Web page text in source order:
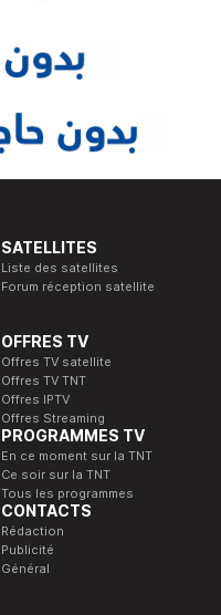
SATELLITES
Liste des satellites
Forum réception satellite
OFFRES TV
Offres TV satellite
Offres TV TNT
Offres IPTV
Offres Streaming
PROGRAMMES TV
En ce moment sur la TNT
Ce soir sur la TNT
Tous les programmes
CONTACTS
Rédaction
Publicité
Général